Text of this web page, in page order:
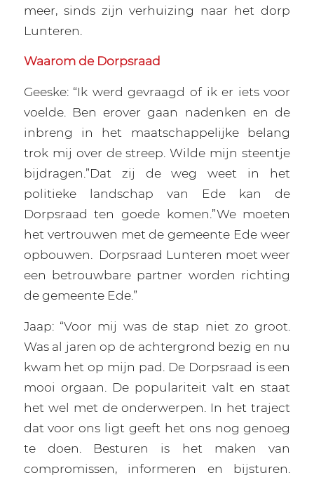
meer, sinds zijn verhuizing naar het dorp
Lunteren.
Waarom de Dorpsraad
Geeske: “Ik werd gevraagd of ik er iets voor
voelde. Ben erover gaan nadenken en de
inbreng in het maatschappelijke belang
trok mij over de streep. Wilde mijn steentje
bijdragen.”Dat zij de weg weet in het
politieke landschap van Ede kan de
Dorpsraad ten goede komen.”We moeten
het vertrouwen met de gemeente Ede weer
opbouwen.
Dorpsraad Lunteren moet weer
een betrouwbare partner worden richting
de gemeente Ede.”
Jaap: “Voor mij was de stap niet zo groot.
Was al jaren op de achtergrond bezig en nu
kwam het op mijn pad. De Dorpsraad is een
mooi orgaan. De populariteit valt en staat
het wel met de onderwerpen. In het traject
dat voor ons ligt geeft het ons nog genoeg
te doen. Besturen is het maken van
compromissen, informeren en bijsturen.